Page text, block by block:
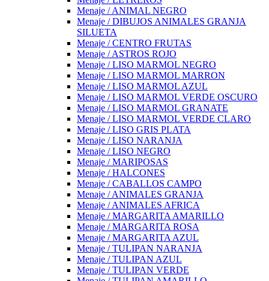
Menaje / ANIMAL NEGRO
Menaje / DIBUJOS ANIMALES GRANJA
SILUETA
Menaje / CENTRO FRUTAS
Menaje / ASTROS ROJO
Menaje / LISO MARMOL NEGRO
Menaje / LISO MARMOL MARRON
Menaje / LISO MARMOL AZUL
Menaje / LISO MARMOL VERDE OSCURO
Menaje / LISO MARMOL GRANATE
Menaje / LISO MARMOL VERDE CLARO
Menaje / LISO GRIS PLATA
Menaje / LISO NARANJA
Menaje / LISO NEGRO
Menaje / MARIPOSAS
Menaje / HALCONES
Menaje / CABALLOS CAMPO
Menaje / ANIMALES GRANJA
Menaje / ANIMALES AFRICA
Menaje / MARGARITA AMARILLO
Menaje / MARGARITA ROSA
Menaje / MARGARITA AZUL
Menaje / TULIPAN NARANJA
Menaje / TULIPAN AZUL
Menaje / TULIPAN VERDE